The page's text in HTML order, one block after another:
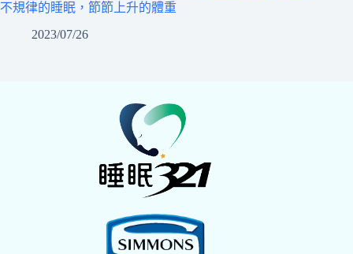
不規律的睡眠，節節上升的體重
2023/07/26